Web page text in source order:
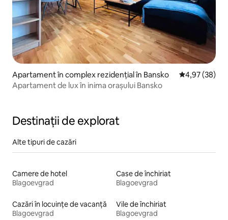
Apartament în complex rezidențial în Bansko Scor mediu
4,97 (38)
Apartament de lux în inima orașului Bansko
Destinații de explorat
Alte tipuri de cazări
Camere de hotel
Blagoevgrad
Case de închiriat
Blagoevgrad
Cazări în locuințe de vacanță
Blagoevgrad
Vile de închiriat
Blagoevgrad